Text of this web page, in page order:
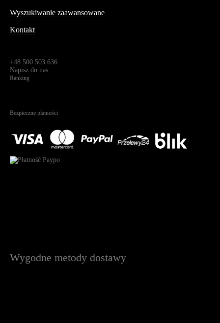
Wyszukiwanie zaawansowane
Kontakt
+48 500 503 636
Napisz do nas
Ranking
Bezpieczne płatności
Wygodne metody dostawy